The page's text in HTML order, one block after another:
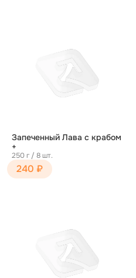
Запеченный Лава с крабом
+
250 г / 8 шт.
240 ₽